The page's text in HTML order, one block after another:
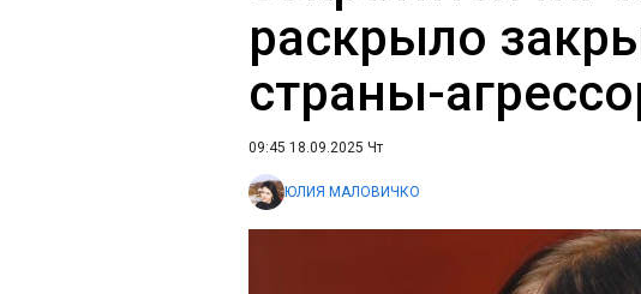
раскрыло
страны-
09:45 18.09.2025 Чт
ЮЛИЯ МАЛОВИЧКО